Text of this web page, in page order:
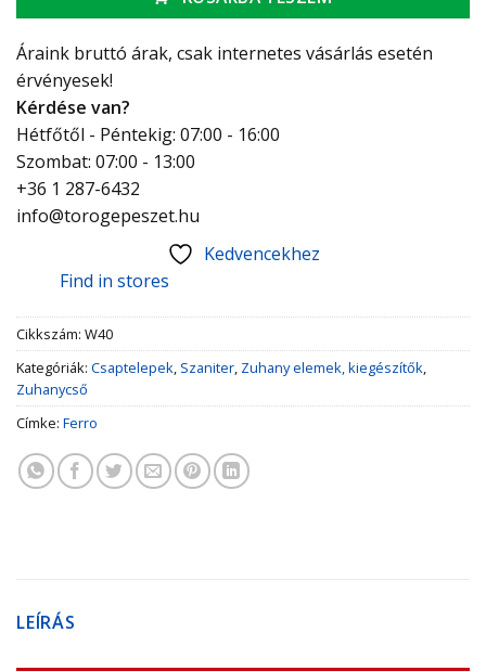
Áraink bruttó árak, csak internetes vásárlás esetén
érvényesek!
Kérdése van?
Hétfőtől - Péntekig: 07:00 - 16:00
Szombat: 07:00 - 13:00
+36 1 287-6432
info@torogepeszet.hu
Kedvencekhez
Find in stores
Cikkszám: W40
Kategóriák: Csaptelepek, Szaniter, Zuhany elemek, kiegészítők,
Zuhanycső
Címke: Ferro
LEÍRÁS